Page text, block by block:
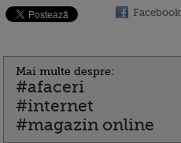
Facebook
Mai multe despre:
#afaceri
#internet
#magazin online